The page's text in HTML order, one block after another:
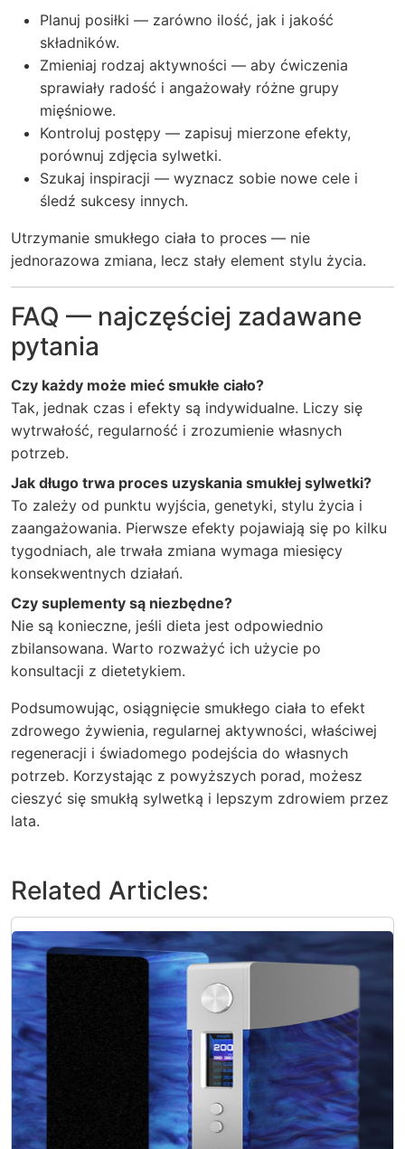
Planuj posiłki — zarówno ilość, jak i jakość
składników.
Zmieniaj rodzaj aktywności — aby ćwiczenia
sprawiały radość i angażowały różne grupy
mięśniowe.
Kontroluj postępy — zapisuj mierzone efekty,
porównuj zdjęcia sylwetki.
Szukaj inspiracji — wyznacz sobie nowe cele i
śledź sukcesy innych.
Utrzymanie smukłego ciała to proces — nie
jednorazowa zmiana, lecz stały element stylu życia.
FAQ — najczęściej zadawane
pytania
Czy każdy może mieć smukłe ciało?
Tak, jednak czas i efekty są indywidualne. Liczy się
wytrwałość, regularność i zrozumienie własnych
potrzeb.
Jak długo trwa proces uzyskania smukłej sylwetki?
To zależy od punktu wyjścia, genetyki, stylu życia i
zaangażowania. Pierwsze efekty pojawiają się po kilku
tygodniach, ale trwała zmiana wymaga miesięcy
konsekwentnych działań.
Czy suplementy są niezbędne?
Nie są konieczne, jeśli dieta jest odpowiednio
zbilansowana. Warto rozważyć ich użycie po
konsultacji z dietetykiem.
Podsumowując, osiągnięcie smukłego ciała to efekt
zdrowego żywienia, regularnej aktywności, właściwej
regeneracji i świadomego podejścia do własnych
potrzeb. Korzystając z powyższych porad, możesz
cieszyć się smukłą sylwetką i lepszym zdrowiem przez
lata.
Related Articles: